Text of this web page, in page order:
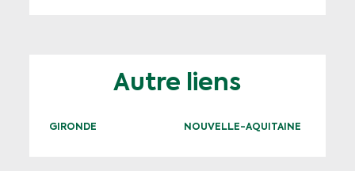
Autre liens
GIRONDE NOUVELLE-AQUITAINE